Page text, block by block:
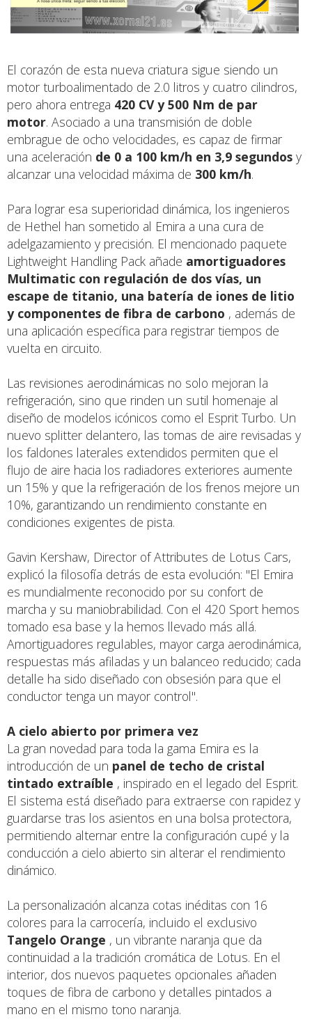
El corazón de esta nueva criatura sigue siendo un
motor turboalimentado de 2.0 litros y cuatro cilindros,
pero ahora entrega 420 CV y 500 Nm de par
motor. Asociado a una transmisión de doble
embrague de ocho velocidades, es capaz de firmar
una aceleración de 0 a 100 km/h en 3,9 segundos y
alcanzar una velocidad máxima de 300 km/h.
Para lograr esa superioridad dinámica, los ingenieros
de Hethel han sometido al Emira a una cura de
adelgazamiento y precisión. El mencionado paquete
Lightweight Handling Pack añade amortiguadores
Multimatic con regulación de dos vías, un
escape de titanio, una batería de iones de litio
y componentes de fibra de carbono , además de
una aplicación específica para registrar tiempos de
vuelta en circuito.
Las revisiones aerodinámicas no solo mejoran la
refrigeración, sino que rinden un sutil homenaje al
diseño de modelos icónicos como el Esprit Turbo. Un
nuevo splitter delantero, las tomas de aire revisadas y
los faldones laterales extendidos permiten que el
flujo de aire hacia los radiadores exteriores aumente
un 15% y que la refrigeración de los frenos mejore un
10%, garantizando un rendimiento constante en
condiciones exigentes de pista.
Gavin Kershaw, Director of Attributes de Lotus Cars,
explicó la filosofía detrás de esta evolución: "El Emira
es mundialmente reconocido por su confort de
marcha y su maniobrabilidad. Con el 420 Sport hemos
tomado esa base y la hemos llevado más allá.
Amortiguadores regulables, mayor carga aerodinámica,
respuestas más afiladas y un balanceo reducido; cada
detalle ha sido diseñado con obsesión para que el
conductor tenga un mayor control".
A cielo abierto por primera vez
La gran novedad para toda la gama Emira es la
introducción de un panel de techo de cristal
tintado extraíble , inspirado en el legado del Esprit.
El sistema está diseñado para extraerse con rapidez y
guardarse tras los asientos en una bolsa protectora,
permitiendo alternar entre la configuración cupé y la
conducción a cielo abierto sin alterar el rendimiento
dinámico.
La personalización alcanza cotas inéditas con 16
colores para la carrocería, incluido el exclusivo
Tangelo Orange , un vibrante naranja que da
continuidad a la tradición cromática de Lotus. En el
interior, dos nuevos paquetes opcionales añaden
toques de fibra de carbono y detalles pintados a
mano en el mismo tono naranja.